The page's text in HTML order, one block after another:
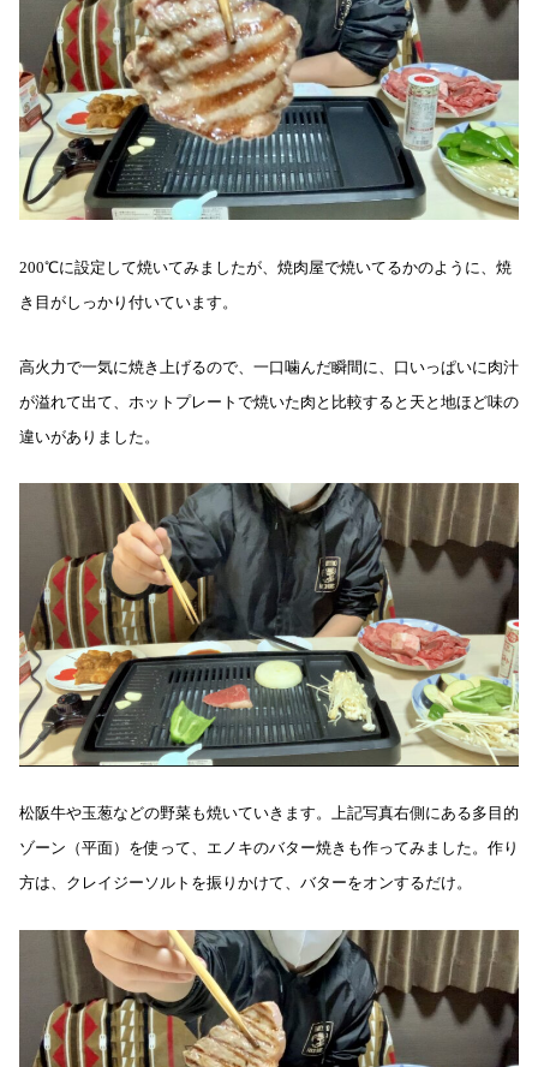
200℃に設定して焼いてみましたが、焼肉屋で焼いてるかのように、焼
き目がしっかり付いています。
高火力で一気に焼き上げるので、一口噛んだ瞬間に、口いっぱいに肉汁
が溢れて出て、ホットプレートで焼いた肉と比較すると天と地ほど味の
違いがありました。
松阪牛や玉葱などの野菜も焼いていきます。上記写真右側にある多目的
ゾーン（平面）を使って、エノキのバター焼きも作ってみました。作り
方は、クレイジーソルトを振りかけて、バターをオンするだけ。